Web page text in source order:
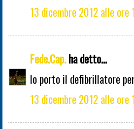
13 dicembre 2012 alle ore
Fede.Cap.ha detto...
Io porto il defibrillatore
13 dicembre 2012 alle ore